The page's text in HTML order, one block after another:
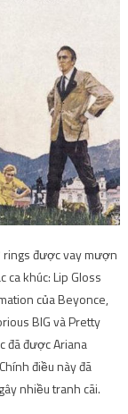
rings được vay mượn
ca khúc: Lip Gloss
của Beyonce,
BIG và Pretty
đã được Ariana
điều này đã
nhiều tranh cãi.